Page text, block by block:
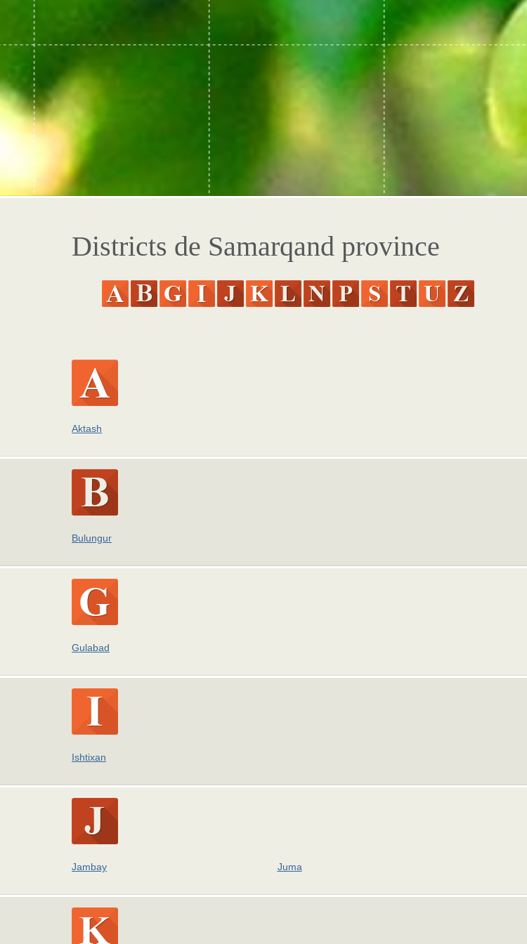
Districts de Samarqand province
Aktash
Bulungur
Gulabad
Ishtixan
Jambay Juma